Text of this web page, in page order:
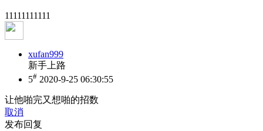
11111111111
xufan999
新手上路
5# 2020-9-25 06:30:55
让他啪完又想啪的招数
取消
发布回复